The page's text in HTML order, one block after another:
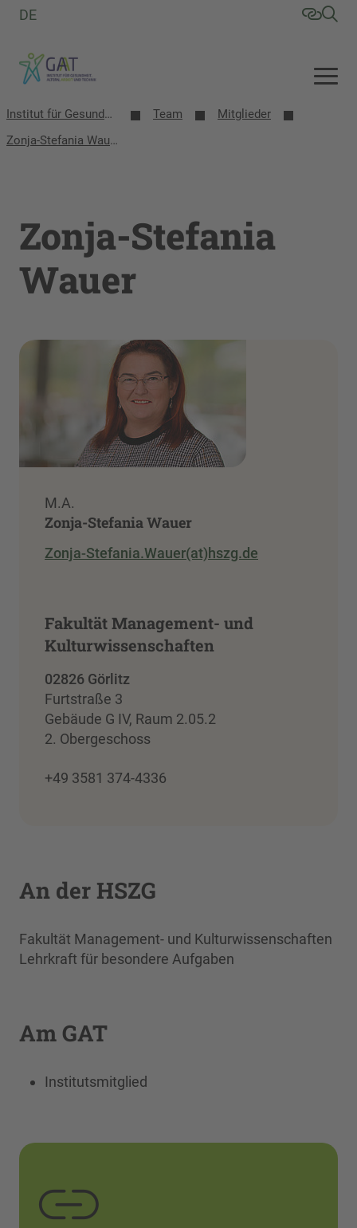
DE
Institut für Gesundheit, Altern, Arbeit und Technik (GAT) Team
Mitglieder
Zonja-Stefania Wauer
Zonja-Stefania
Wauer
M.A.
Zonja-Stefania Wauer
Zonja-Stefania.Wauer(at)hszg.de
Fakultät Management- und
Kulturwissenschaften
02826 Görlitz
Furtstraße 3
Gebäude G IV, Raum 2.05.2
2. Obergeschoss
+49 3581 374-4336
An der HSZG
Fakultät Management- und Kulturwissenschaften
Lehrkraft für besondere Aufgaben
Am GAT
Institutsmitglied